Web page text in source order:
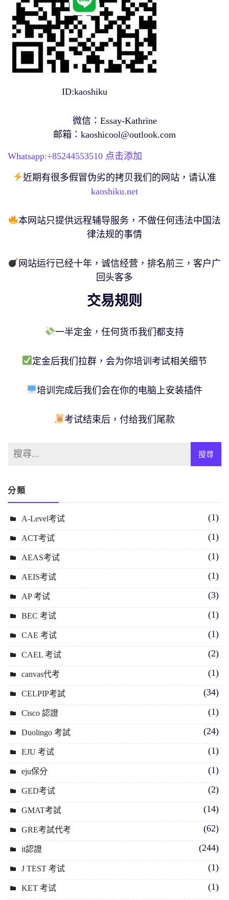
ID:kaoshiku
微信：Essay-Kathrine
邮箱： kaoshicool@outlook.com
Whatsapp:+85244553510 点击添加
近期有很多假冒伪劣的拷贝我们的网站，请认准
kaoshiku.net
本网站只提供远程辅导服务，不做任何违法中国法
律法规的事情
网站运行已经十年，诚信经营，排名前三，客户广
回头客多
交易规则
一半定金，任何货币我们都支持
定金后我们拉群，会为你培训考试相关细节
培训完成后我们会在你的电脑上安装插件
考试结束后，付给我们尾款
分類
A-Level考试 (1)
ACT考试 (1)
AEAS考试 (1)
AEIS考试 (1)
AP 考试 (3)
BEC 考试 (1)
CAE 考试 (1)
CAEL 考试 (2)
canvas代考 (1)
CELPIP考試 (34)
Cisco 認證 (1)
Duolingo 考試 (24)
EJU 考试 (1)
eju保分 (1)
GED考试 (2)
GMAT考試 (14)
GRE考試代考 (62)
it認證 (244)
J TEST 考试 (1)
KET 考试 (1)